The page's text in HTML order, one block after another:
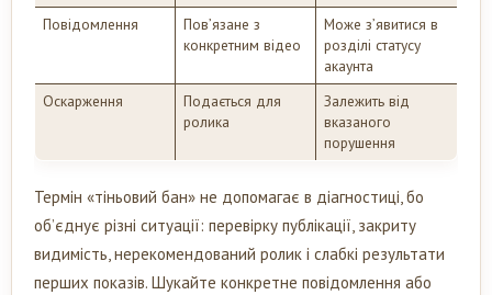
Повідомлення
Пов’язане з
конкретним відео
Може з’явитися в
розділі статусу
акаунта
Оскарження
Подається для
ролика
Залежить від
вказаного
порушення
Термін «тіньовий бан» не допомагає в діагностиці, бо
об’єднує різні ситуації: перевірку публікації, закриту
видимість, нерекомендований ролик і слабкі результати
перших показів. Шукайте конкретне повідомлення або